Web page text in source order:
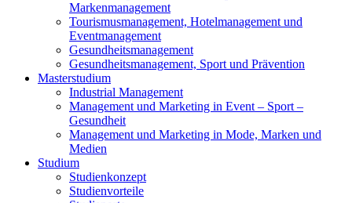
Markenmanagement
Tourismusmanagement, Hotelmanagement und
Eventmanagement
Gesundheitsmanagement
Gesundheitsmanagement, Sport und Prävention
Masterstudium
Industrial Management
Management und Marketing in Event – Sport –
Gesundheit
Management und Marketing in Mode, Marken und
Medien
Studium
Studienkonzept
Studienvorteile